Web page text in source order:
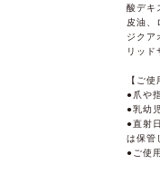
酸デキ
皮油、
ジクア
リッド
【ご
●爪や
●乳幼
●直射
は保管
●ご使